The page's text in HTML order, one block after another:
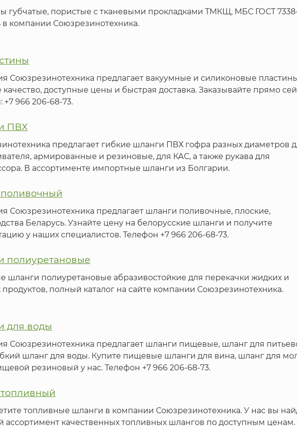
губчатые, пористые с тканевыми прокладками ТМКЩ, МБС ГОСТ
в компании Союзрезинотехника.
Союзрезинотехника предлагает вакуумные и силиконовые
качество, доступные цены и быстрая доставка. Заказывайте прямо
+7 966 206-68-73.
ПВХ
предлагает гибкие шланги ПВХ гофра разных диаметров
армированные и резиновые, для КАС, а также рукава для
В ассортименте импортные шланги из Болгарии.
Союзрезинотехника предлагает шланги поливочные, плоские,
Беларусь. Узнайте цену на белорусские шланги и получите
у наших специалистов. Телефон +7 966 206-68-73.
полиуретановые
шланги полиуретановые абразивостойкие для перекачки жидких и
полный каталог на сайте компании Союзрезинотехника.
для воды
Союзрезинотехника предлагает шланги пищевые, шланг для
шланг для воды. Купите пищевые шланги для вина, шланг для
резиновый у нас. Телефон +7 966 206-68-73.
топливные шланги в компании Союзрезинотехника. У нас вы
ассортимент качественных топливных шлангов по доступным ценам.